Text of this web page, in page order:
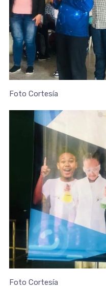
Foto Cortesía
Foto Cortesía